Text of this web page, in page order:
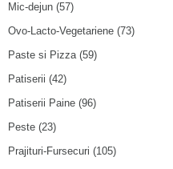
Mic-dejun (57)
Ovo-Lacto-Vegetariene (73)
Paste si Pizza(59)
Patiserii (42)
Patiserii Paine (96)
Peste (23)
Prajituri-Fursecuri (105)